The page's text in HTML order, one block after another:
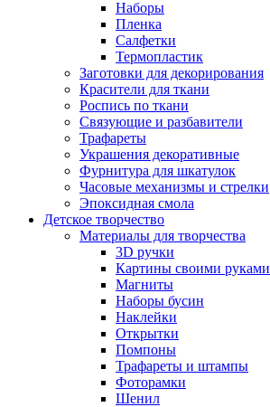
Наборы
Пленка
Салфетки
Термопластик
Заготовки для декорирования
Красители для ткани
Роспись по ткани
Связующие и разбавители
Трафареты
Украшения декоративные
Фурнитура для шкатулок
Часовые механизмы и стрелки
Эпоксидная смола
Детское творчество
Материалы для творчества
3D ручки
Картины своими руками
Магниты
Наборы бусин
Наклейки
Открытки
Помпоны
Трафареты и штампы
Фоторамки
Шенил